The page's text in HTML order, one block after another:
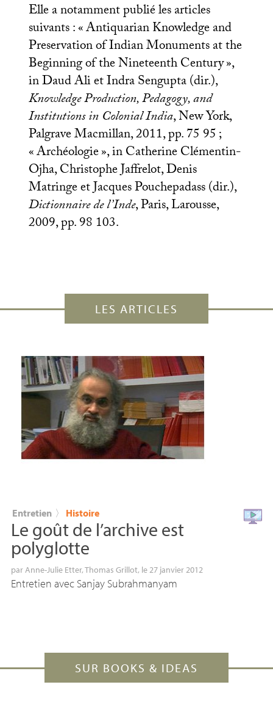
Elle a notamment publié les articles
suivants : «Antiquarian Knowledge and
Preservation of Indian Monuments at the
Beginning of the Nineteenth Century»,
in Daud Ali et Indra Sengupta (dir.),
Knowledge Production, Pedagogy, and
Institutions in Colonial India, New York,
Palgrave Macmillan, 2011, pp. 75 95;
«Archéologie», in Catherine Clémentin-
Ojha, Christophe Jaffrelot, Denis
Matringe et Jacques Pouchepadass (dir.),
Dictionnaire de l’Inde, Paris, Larousse,
2009, pp. 98 103.
LES ARTICLES
Entretien 〉 Histoire
Le goût de l’archive est
polyglotte
parAnne-Julie Etter,Thomas Grillot, le 27 janvier 2012
Entretien avec Sanjay Subrahmanyam
SUR BOOKS & IDEAS